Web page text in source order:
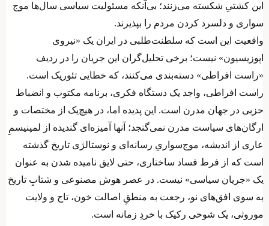
این کشتیِ شکسته می‌زنند؛ بی‌آنکه مسئولیت سیاسی سال‌ها موج‌
سواری و دلسرد کردن مردم را بپذیرند.
واقعیت این است که سلطنت‌طلبی در ایران یک «نیروی
اپوزیسیون» نیست؛ برخی تحلیل‌گران این جریان را در ردیف
«راست افراطی» دسته‌بندی می‌کنند، که خطایی تئوریک است.
راست افراطی، واجد یک دستگاه فکری، برنامه مکتوب و انضباط
حزبی در جهان مدرن است. این پدیده اما، در هیچ‌یک از مختصات و
ارگان‌های سیاست مدرن نمی‌گنجد؛ آنها آمیزه‌ای گندیده از لمپنیسمِ
عاری از اندیشه، موج‌سواریِ رسانه‌ای و نوستالژی تاریخ گذشته
است که از فرط فساد ساختاری، حتی لایق نامیده شدن به عنوان
یک «جریان سیاسی» نیست. در عصر هوش مصنوعی و شتابِ تاریخ
به سوی افق‌های نو، رجعت به منطقِ اصالت خون، تاج و ولایت
موروثی، یک شوخی رکیک با خردِ زمانه است.